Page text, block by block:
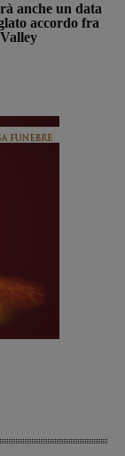
anche un data
accordo fra